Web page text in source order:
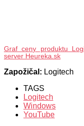
Graf ceny produktu
server Heureka.sk
Zapožičal: Logitech
TAGS
Logitech
Windows
YouTube